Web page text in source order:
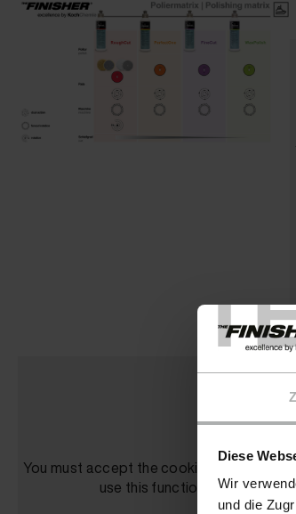
Diese
Wir
und die
You must accept the cookies in order to
use this function.